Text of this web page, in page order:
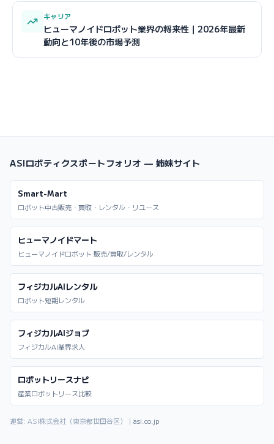
キャリア
ヒューマノイドロボット業界の将来性｜2026年最新
動向と10年後の市場予測
ASIロボティクスポートフォリオ — 姉妹サイト
Smart-Mart
ロボット中古販売・買取・レンタル・リユース
ヒューマノイドマート
ヒューマノイドロボット 販売/買取/レンタル
フィジカルAIレンタル
ロボット短期レンタル
フィジカルAIジョブ
フィジカルAI業界求人
ロボットリースナビ
産業ロボットリース比較
運営: ASI株式会社（東京都世田谷区）｜ asi.co.jp